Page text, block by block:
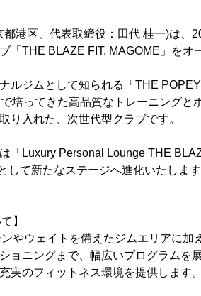
港区、代表取締役：田代 桂一)は、
「THE BLAZE FIT. MAGOME」をオ
ルジムとして知られる「THE
培ってきた高品質なトレーニングと
り入れた、次世代型クラブです。
「Luxury Personal Lounge THE
て新たなステージへ進化いたします
】
やウェイトを備えたジムエリアに加
ョニングまで、幅広いプログラムを
実のフィットネス環境を提供します。